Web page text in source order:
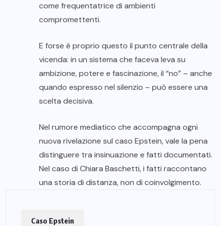
come frequentatrice di ambienti
compromettenti.
E forse è proprio questo il punto centrale della
vicenda: in un sistema che faceva leva su
ambizione, potere e fascinazione, il “no” – anche
quando espresso nel silenzio – può essere una
scelta decisiva.
Nel rumore mediatico che accompagna ogni
nuova rivelazione sul caso Epstein, vale la pena
distinguere tra insinuazione e fatti documentati.
Nel caso di Chiara Baschetti, i fatti raccontano
una storia di distanza, non di coinvolgimento.
Caso Epstein